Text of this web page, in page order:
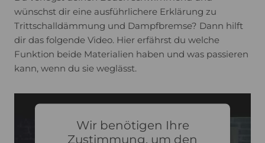
powered byUsercentrics Consent
Management Platform
wünschst dir eine ausführlichere Erklärung zu
Trittschalldämmung und Dampfbremse? Dann hilft
dir das folgende Video. Hier erfährst du welche
Funktion beide Materialien haben und was passieren
kann, wenn du sie weglässt.
Wir benötigen Ihre
Zustimmung, um den